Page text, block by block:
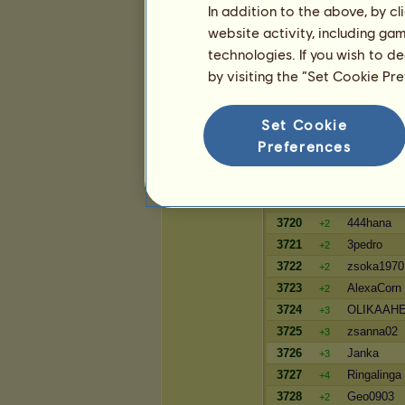
3234
= Zoé Lee
3235
= QueenBee
3236
= Sejmi
Vagyon
3720
+2 444hana
3721
+2 3pedro
3722
+2 zsoka1970
3723
+2 AlexaCorn
3724
+3
3725
+3 zsanna02
3726
+3 Janka
3727
+4 Ringalinga
3728
+2 Geo0903
In addition to the above, by
website activity, including
technologies. If you wish to
by visiting the “Set Cookie
Set Cookie
Preferences